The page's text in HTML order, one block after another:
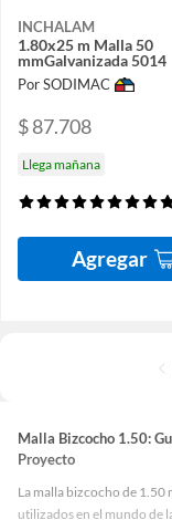
INCHALAM
1.80x25 m Malla 50
mmGalvanizada 5014
Por SODIMAC
$ 87.708
Llega mañana
Agregar
Malla Bizcocho 1.50:
Proyecto
La malla bizcocho de 1.50
utilizados en el mundo de